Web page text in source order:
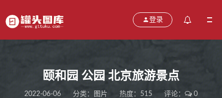
登录
颐和园 公园 北京旅游景点
2022-06-06 分类： 图片 热度：515 评论：
0